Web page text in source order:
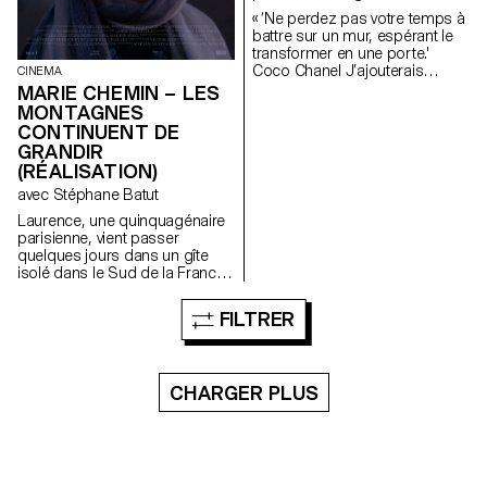
d’interprétation désir tu
m’entends maintenant
transition glissante infinie le
dernier watt quitte l’émetteur
désert de sens Une
désensualisation du langage
imminent de perdre encore
plus de souvenirs nous oblige
à réfléchir sur notre façon de
les archiver.
CINEMA
MARIE CHEMIN – LES
MONTAGNES
CONTINUENT DE
GRANDIR
(RÉALISATION)
avec Stéphane Batut
Laurence, une quinquagénaire
parisienne, vient passer
quelques jours dans un gîte
isolé dans le Sud de la France.
le jeune propriétaire des lieux.
Ce dernier, un peu rustre et
macho, tente de la séduire
est là dans un but précis: lui
remettre une lettre renfermant
« ‘Ne perdez pas votre temps à
battre sur un mur, espérant le
transformer en une porte.'
Coco Chanel J’ajouterais
FILTRER
CHARGER PLUS